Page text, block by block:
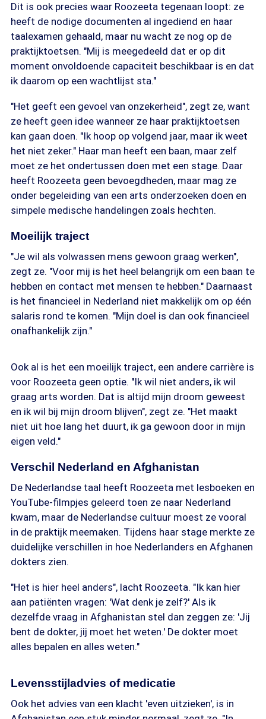
Dit is ook precies waar Roozeeta tegenaan loopt: ze
heeft de nodige documenten al ingediend en haar
taalexamen gehaald, maar nu wacht ze nog op de
praktijktoetsen. "Mij is meegedeeld dat er op dit
moment onvoldoende capaciteit beschikbaar is en dat
ik daarom op een wachtlijst sta."
"Het geeft een gevoel van onzekerheid", zegt ze, want
ze heeft geen idee wanneer ze haar praktijktoetsen
kan gaan doen. "Ik hoop op volgend jaar, maar ik weet
het niet zeker." Haar man heeft een baan, maar zelf
moet ze het ondertussen doen met een stage. Daar
heeft Roozeeta geen bevoegdheden, maar mag ze
onder begeleiding van een arts onderzoeken doen en
simpele medische handelingen zoals hechten.
Moeilijk traject
"Je wil als volwassen mens gewoon graag werken",
zegt ze. "Voor mij is het heel belangrijk om een baan te
hebben en contact met mensen te hebben." Daarnaast
is het financieel in Nederland niet makkelijk om op één
salaris rond te komen. "Mijn doel is dan ook financieel
onafhankelijk zijn."
Ook al is het een moeilijk traject, een andere carrière is
voor Roozeeta geen optie. "Ik wil niet anders, ik wil
graag arts worden. Dat is altijd mijn droom geweest
en ik wil bij mijn droom blijven", zegt ze. "Het maakt
niet uit hoe lang het duurt, ik ga gewoon door in mijn
eigen veld."
Verschil Nederland en Afghanistan
De Nederlandse taal heeft Roozeeta met lesboeken en
YouTube-filmpjes geleerd toen ze naar Nederland
kwam, maar de Nederlandse cultuur moest ze vooral
in de praktijk meemaken. Tijdens haar stage merkte ze
duidelijke verschillen in hoe Nederlanders en Afghanen
dokters zien.
"Het is hier heel anders", lacht Roozeeta. "Ik kan hier
aan patiënten vragen: 'Wat denk je zelf?' Als ik
dezelfde vraag in Afghanistan stel dan zeggen ze: 'Jij
bent de dokter, jij moet het weten.' De dokter moet
alles bepalen en alles weten."
Levensstijladvies of medicatie
Ook het advies van een klacht 'even uitzieken', is in